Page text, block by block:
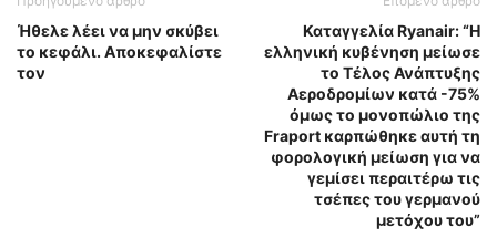
Ήθελε λέει να μην σκύβει
το κεφάλι. Αποκεφαλίστε
τον
Καταγγελία Ryanair: “Η
ελληνική κυβένηση μείωσε
το Τέλος Ανάπτυξης
Αεροδρομίων κατά -75%
όμως το μονοπώλιο της
Fraport καρπώθηκε αυτή τη
φορολογική μείωση για να
γεμίσει περαιτέρω τις
τσέπες του γερμανού
μετόχου του”